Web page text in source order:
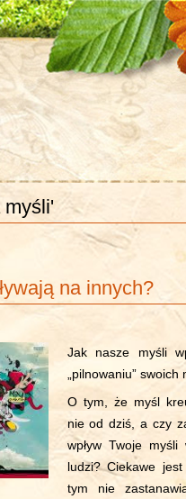
myśli'
na innych?
Jak nasze myśli
„pilnowaniu” swoich
O tym, że myśl
nie od dziś, a czy
wpływ Twoje
ludzi? Ciekawe
tym nie